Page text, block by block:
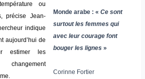
Monde arabe : « Ce sont
surtout les femmes qui
avec leur courage font
bouger les lignes »
Corinne Fortier
ou
précise Jean-
indique
aujourd’hui de
estimer les